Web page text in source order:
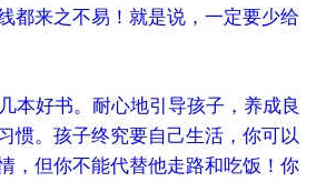
都来之不易！就是说，一定要少给
本好书。耐心地引导孩子，养成良
惯。孩子终究要自己生活，你可以
，但你不能代替他走路和吃饭！你